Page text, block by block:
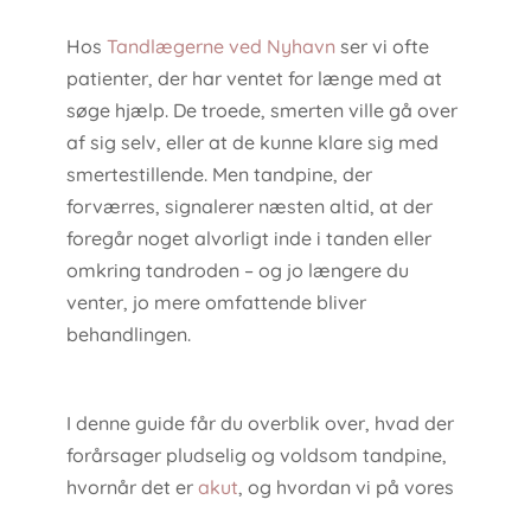
Hos Tandlægerne ved Nyhavn ser vi ofte
patienter, der har ventet for længe med at
søge hjælp. De troede, smerten ville gå over
af sig selv, eller at de kunne klare sig med
smertestillende. Men tandpine, der
forværres, signalerer næsten altid, at der
foregår noget alvorligt inde i tanden eller
omkring tandroden – og jo længere du
venter, jo mere omfattende bliver
behandlingen.
I denne guide får du overblik over, hvad der
forårsager pludselig og voldsom tandpine,
hvornår det er akut, og hvordan vi på vores